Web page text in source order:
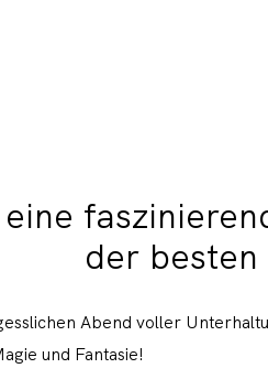
der
Abend voller
und Fantasie!